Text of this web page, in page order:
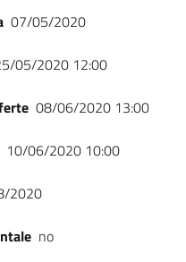
07/05/2020
05/2020 12:00
08/06/2020 13:00
10/06/2020 10:00
2020
no